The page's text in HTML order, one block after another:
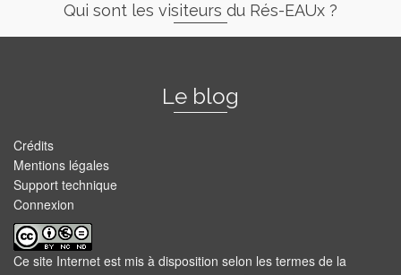
Qui sont les visiteurs du Rés-EAUx ?
Le blog
Crédits
Mentions légales
Support technique
Connexion
Ce site Internet est mis à disposition selon les termes de la